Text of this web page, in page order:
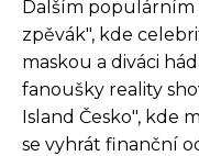
Dalším populárním
zpěvák", kde
maskou a diváci
fanoušky reality
Island Česko", kde
se vyhrát finanční